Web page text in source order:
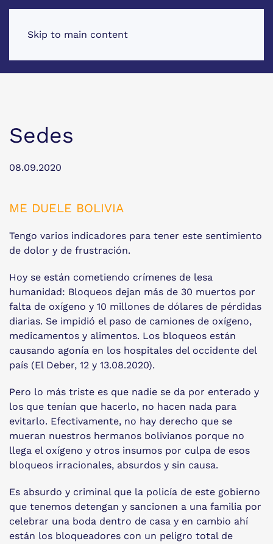
Skip to main content
Sedes
08.09.2020
ME DUELE BOLIVIA
Tengo varios indicadores para tener este sentimiento
de dolor y de frustración.
Hoy se están cometiendo crímenes de lesa
humanidad: Bloqueos dejan más de 30 muertos por
falta de oxígeno y 10 millones de dólares de pérdidas
diarias. Se impidió el paso de camiones de oxígeno,
medicamentos y alimentos. Los bloqueos están
causando agonía en los hospitales del occidente del
país (El Deber, 12 y 13.08.2020).
Pero lo más triste es que nadie se da por enterado y
los que tenían que hacerlo, no hacen nada para
evitarlo. Efectivamente, no hay derecho que se
mueran nuestros hermanos bolivianos porque no
llega el oxígeno y otros insumos por culpa de esos
bloqueos irracionales, absurdos y sin causa.
Es absurdo y criminal que la policía de este gobierno
que tenemos detengan y sancionen a una familia por
celebrar una boda dentro de casa y en cambio ahí
están los bloqueadores con un peligro total de